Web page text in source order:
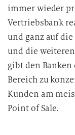
immer wieder
Vertriebsbank
und ganz auf
und die weiteren
gibt den
Bereich zu
Kunden am
Point of Sale.